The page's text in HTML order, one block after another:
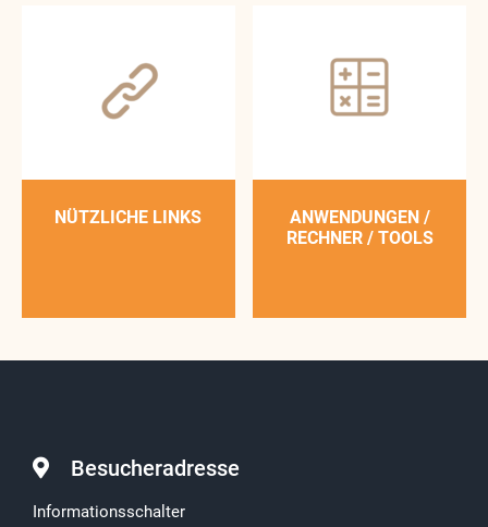
NÜTZLICHE LINKS
ANWENDUNGEN /
RECHNER / TOOLS
Besucheradresse
Informationsschalter